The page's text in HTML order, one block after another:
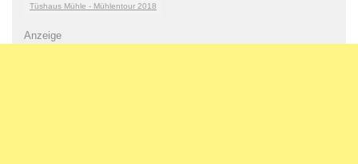
Tüshaus Mühle - Mühlentour 2018
Anzeige